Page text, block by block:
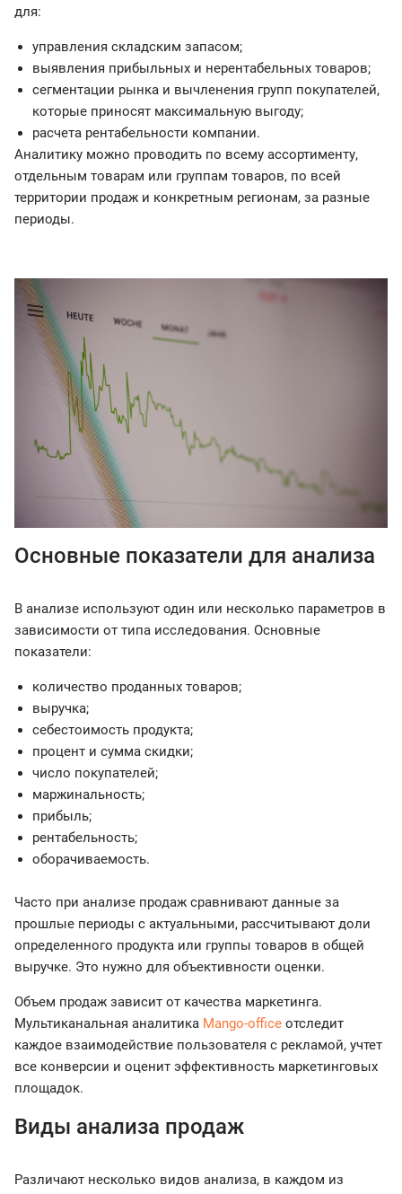
для:
управления складским запасом;
выявления прибыльных и нерентабельных товаров;
сегментации рынка и вычленения групп покупателей,
которые приносят максимальную выгоду;
расчета рентабельности компании.
Аналитику можно проводить по всему ассортименту,
отдельным товарам или группам товаров, по всей
территории продаж и конкретным регионам, за разные
периоды.
Основные показатели для анализа
В анализе используют один или несколько параметров в
зависимости от типа исследования. Основные
показатели:
количество проданных товаров;
выручка;
себестоимость продукта;
процент и сумма скидки;
число покупателей;
маржинальность;
прибыль;
рентабельность;
оборачиваемость.
Часто при анализе продаж сравнивают данные за
прошлые периоды с актуальными, рассчитывают доли
определенного продукта или группы товаров в общей
выручке. Это нужно для объективности оценки.
Объем продаж зависит от качества маркетинга.
Мультиканальная аналитика Mango-office отследит
каждое взаимодействие пользователя с рекламой, учтет
все конверсии и оценит эффективность маркетинговых
площадок.
Виды анализа продаж
Различают несколько видов анализа, в каждом из